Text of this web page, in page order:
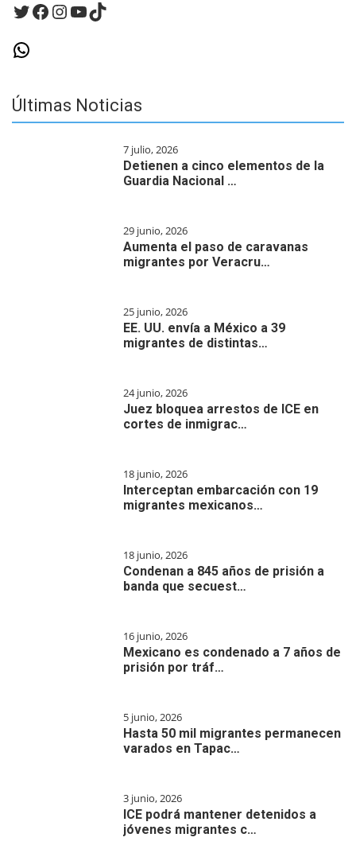
Twitter
Facebook
Instagram
YouTube
TikTok
WhatsApp
Últimas Noticias
7 julio, 2026
Detienen a cinco elementos de la
Guardia Nacional …
29 junio, 2026
Aumenta el paso de caravanas
migrantes por Veracru…
25 junio, 2026
EE. UU. envía a México a 39
migrantes de distintas…
24 junio, 2026
Juez bloquea arrestos de ICE en
cortes de inmigrac…
18 junio, 2026
Interceptan embarcación con 19
migrantes mexicanos…
18 junio, 2026
Condenan a 845 años de prisión a
banda que secuest…
16 junio, 2026
Mexicano es condenado a 7 años de
prisión por tráf…
5 junio, 2026
Hasta 50 mil migrantes permanecen
varados en Tapac…
3 junio, 2026
ICE podrá mantener detenidos a
jóvenes migrantes c…